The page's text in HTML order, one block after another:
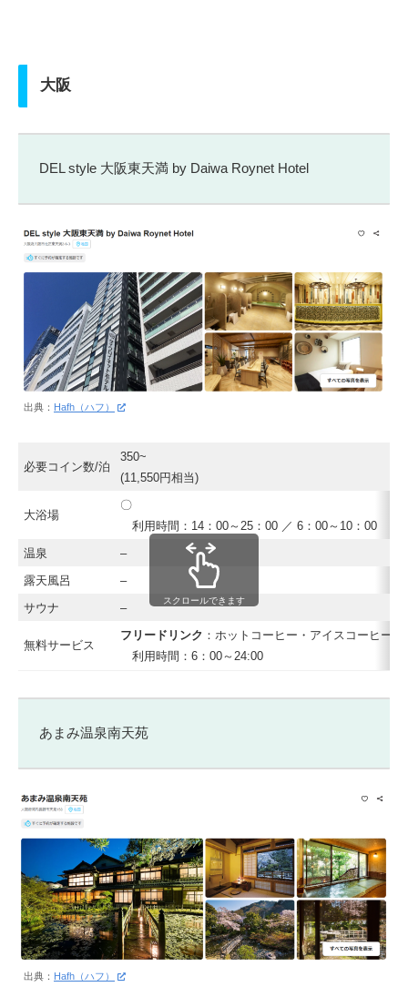
大阪
DEL style 大阪東天満 by Daiwa Roynet Hotel
出典： Hafh（ハフ）
必要コイン数/泊
350~
(11,550円相当)
大浴場
〇
利用時間：14：00～25：00 ／ 6：00～10：00
温泉
–
露天風呂
–
サウナ
–
無料サービス
フリードリンク ：ホットコーヒー・アイスコーヒー
利用時間：6：00～24:00
スクロールできます
あまみ温泉南天苑
出典： Hafh（ハフ）